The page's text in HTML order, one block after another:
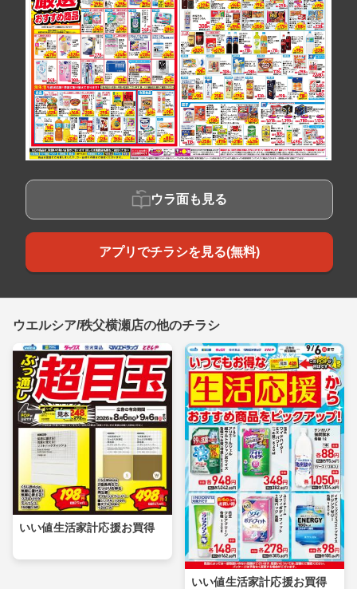
ウラ面も見る
アプリでチラシを見る(無料)
ウエルシア/秩父横瀬店の他のチラシ
いい値生活家計応援お買得
いい値生活家計応援お買得